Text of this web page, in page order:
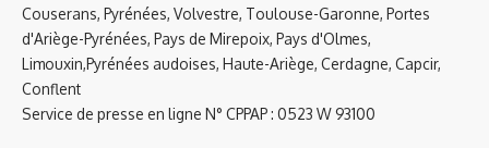
Couserans, Pyrénées, Volvestre, Toulouse-Garonne, Portes
d'Ariège-Pyrénées, Pays de Mirepoix, Pays d'Olmes,
Limouxin,Pyrénées audoises, Haute-Ariège, Cerdagne, Capcir,
Conflent
Service de presse en ligne N° CPPAP : 0523 W 93100